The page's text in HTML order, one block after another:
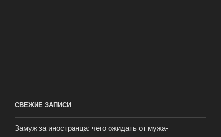
СВЕЖИЕ ЗАПИСИ
Замуж за иностранца: чего ожидать от мужа-